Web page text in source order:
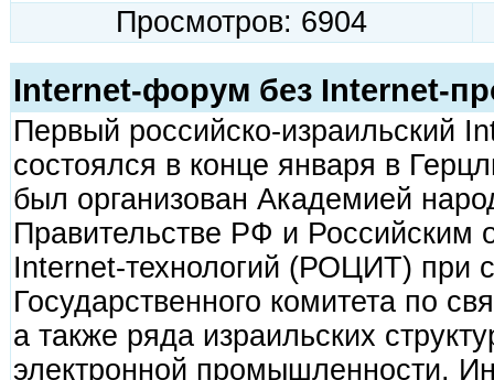
Просмотров: 6904
Internet-форум без Internet-
Первый российско-израильский
состоялся в конце января в
был организован Академией
Правительстве РФ и Российским
Internet-технологий (РОЦИТ) при
Государственного комитета по
а также ряда израильских
электронной промышленности,